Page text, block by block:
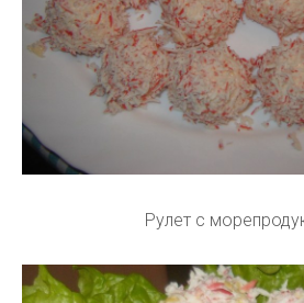
Рулет с